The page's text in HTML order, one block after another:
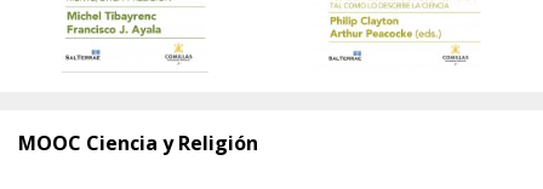
MOOC Ciencia y Religión